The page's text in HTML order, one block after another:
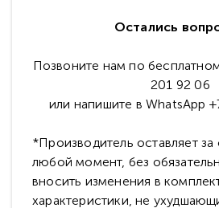
Остались
Позвоните нам по
201 92 06
или напишите в WhatsApp
*Производитель оставляет
любой момент, без
вносить изменения в
характеристики, не